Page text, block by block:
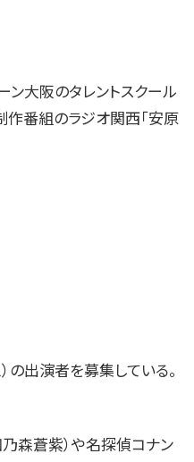
ン大阪のタレントスクール
作番組のラジオ関西「安原
の出演者を募集している。
森蒼紫）や名探偵コナン